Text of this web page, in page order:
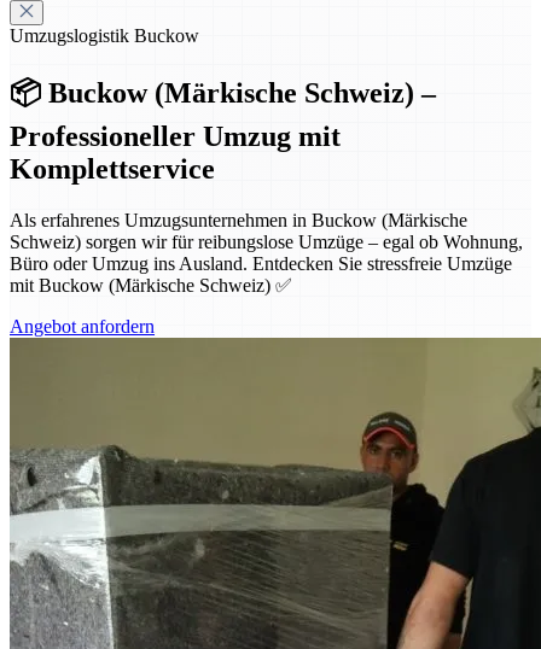
Umzugslogistik Buckow
📦 Buckow (Märkische Schweiz) –
Professioneller Umzug mit
Komplettservice
Als erfahrenes Umzugsunternehmen in Buckow (Märkische
Schweiz) sorgen wir für reibungslose Umzüge – egal ob Wohnung,
Büro oder Umzug ins Ausland. Entdecken Sie stressfreie Umzüge
mit Buckow (Märkische Schweiz) ✅
Angebot anfordern